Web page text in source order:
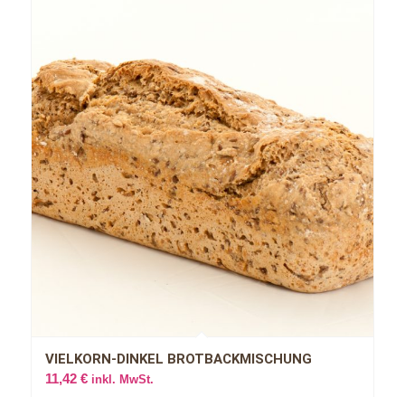
VIELKORN-DINKEL BROTBACKMISCHUNG
11,42 € inkl. MwSt.